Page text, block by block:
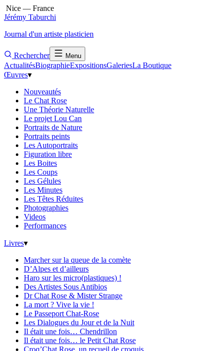
Nice — France
Jérémy Taburchi
Journal d'un artiste plasticien
Rechercher Menu
ActualitésBiographieExpositionsGaleriesLa Boutique
Œuvres▾
Nouveautés
Le Chat Rose
Une Théorie Naturelle
Le projet Lou Can
Portraits de Nature
Portraits peints
Les Autoportraits
Figuration libre
Les Boites
Les Coups
Les Gélules
Les Minutes
Les Têtes Réduites
Photographies
Videos
Performances
Livres▾
Marcher sur la queue de la comète
D’Alpes et d’ailleurs
Haro sur les micro(plastiques) !
Des Artistes Sous Antibios
Dr Chat Rose & Mister Strange
La mort ? Vive la vie !
Le Passeport Chat-Rose
Les Dialogues du Jour et de la Nuit
Il était une fois… Chendrillon
Il était une fois… le Petit Chat Rose
Croq’Chat Rose, un recueil de croquis